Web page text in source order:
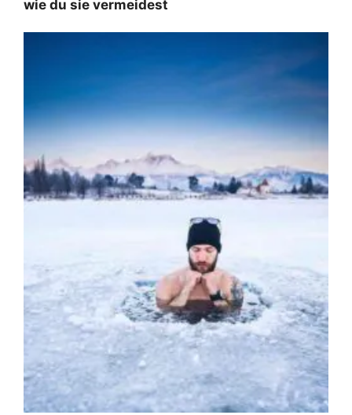
wie du sie vermeidest